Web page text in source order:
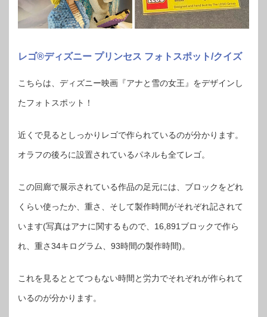
レゴ®︎ディズニー プリンセス フォトスポット/クイズ
こちらは、ディズニー映画『アナと雪の女王』をデザインし
たフォトスポット！
近くで見るとしっかりレゴで作られているのが分かります。
オラフの後ろに設置されているパネルも全てレゴ。
この回廊で展示されている作品の足元には、ブロックをどれ
くらい使ったか、重さ、そして製作時間がそれぞれ記されて
います(写真はアナに関するもので、16,891ブロックで作ら
れ、重さ34キログラム、93時間の製作時間)。
これを見るととてつもない時間と労力でそれぞれが作られて
いるのが分かります。